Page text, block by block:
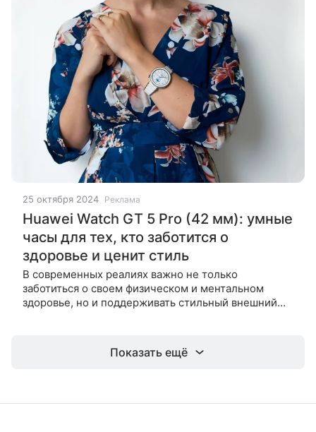
25 октября 2024 Реклама
Huawei Watch GT 5 Pro (42 мм): умные
часы для тех, кто заботится о
здоровье и ценит стиль
В современных реалиях важно не только
заботиться о своем физическом и ментальном
здоровье, но и поддерживать стильный внешний
Показать ещё